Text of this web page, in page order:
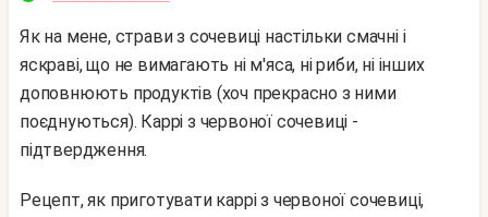
Як на мене, страви з сочевиці настільки смачні і
яскраві, що не вимагають ні м'яса, ні риби, ні інших
доповнюють продуктів (хоч прекрасно з ними
поєднуються). Каррі з червоної сочевиці -
підтвердження.
Рецепт, як приготувати каррі з червоної сочевиці,